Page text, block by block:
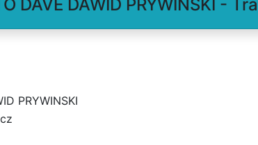
DAVE DAWID PRYWINSKI -
PRYWINSKI